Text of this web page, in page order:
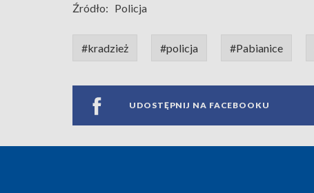
Źródło: Policja
#kradzież #policja #Pabianice
UDOSTĘPNIJ NA FACEBOOKU